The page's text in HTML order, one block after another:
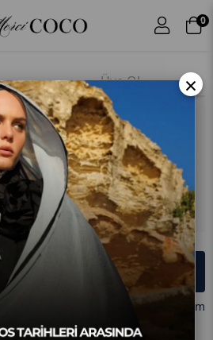
0
Üye Ol
Giriş Yap
Şifremi Unuttum
×